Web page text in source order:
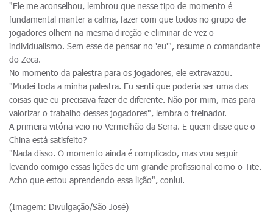
"Ele me aconselhou, lembrou que nesse tipo de momento é
fundamental manter a calma, fazer com que todos no grupo de
jogadores olhem na mesma direção e eliminar de vez o
individualismo. Sem esse de pensar no 'eu'", resume o comandante
do Zeca.
No momento da palestra para os jogadores, ele extravazou.
"Mudei toda a minha palestra. Eu senti que poderia ser uma das
coisas que eu precisava fazer de diferente. Não por mim, mas para
valorizar o trabalho desses jogadores", lembra o treinador.
A primeira vitória veio no Vermelhão da Serra. E quem disse que o
China está satisfeito?
"Nada disso. O momento ainda é complicado, mas vou seguir
levando comigo essas lições de um grande profissional como o Tite.
Acho que estou aprendendo essa lição", conlui.
(Imagem: Divulgação/São José)